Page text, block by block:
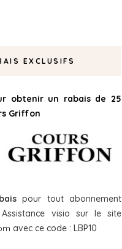
EXCLUSIFS
obtenir un rabais de 25
Griffon
pour tout abonnement
visio sur le site
avec ce code : LBP10